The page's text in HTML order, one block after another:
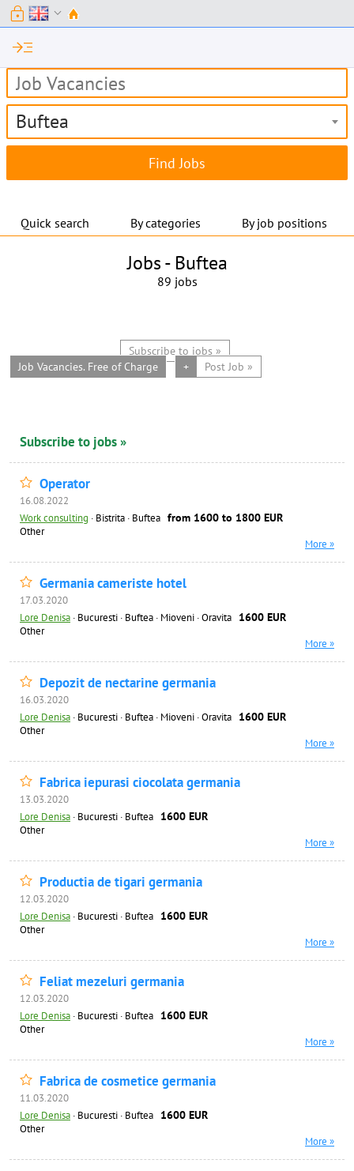
lock expand_more
read_more
Buftea
Quick search By categories By job positions
Jobs - Buftea
89 jobs
Subscribe to jobs »
Job Vacancies. Free of Charge
+ Post Job »
Subscribe to jobs »
Operator
16.08.2022
Work consulting · Bistrita · Buftea from 1600 to 1800 EUR
Other
More »
Germania cameriste hotel
17.03.2020
Lore Denisa · Bucuresti · Buftea · Mioveni · Oravita 1600 EUR
Other
More »
Depozit de nectarine germania
16.03.2020
Lore Denisa · Bucuresti · Buftea · Mioveni · Oravita 1600 EUR
Other
More »
Fabrica iepurasi ciocolata germania
13.03.2020
Lore Denisa · Bucuresti · Buftea 1600 EUR
Other
More »
Productia de tigari germania
12.03.2020
Lore Denisa · Bucuresti · Buftea 1600 EUR
Other
More »
Feliat mezeluri germania
12.03.2020
Lore Denisa · Bucuresti · Buftea 1600 EUR
Other
More »
Fabrica de cosmetice germania
11.03.2020
Lore Denisa · Bucuresti · Buftea 1600 EUR
Other
More »